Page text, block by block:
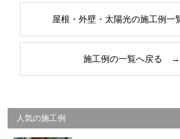
屋根・外壁・太陽光の施工例
施工例の一覧へ戻る →
人気の施工例